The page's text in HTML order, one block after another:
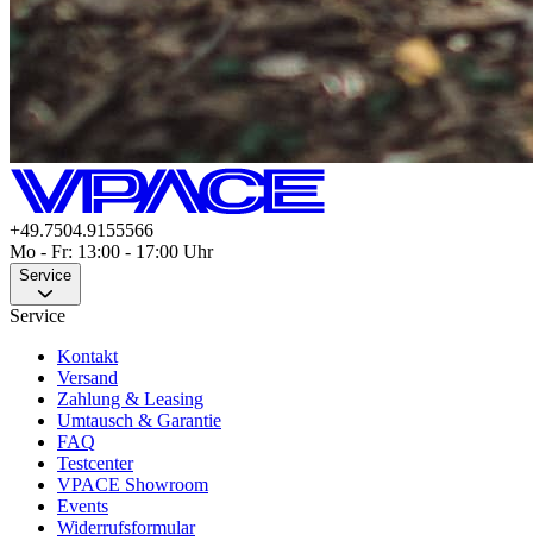
+49.7504.9155566
Mo - Fr: 13:00 - 17:00 Uhr
Service
Service
Kontakt
Versand
Zahlung & Leasing
Umtausch & Garantie
FAQ
Testcenter
VPACE Showroom
Events
Widerrufsformular